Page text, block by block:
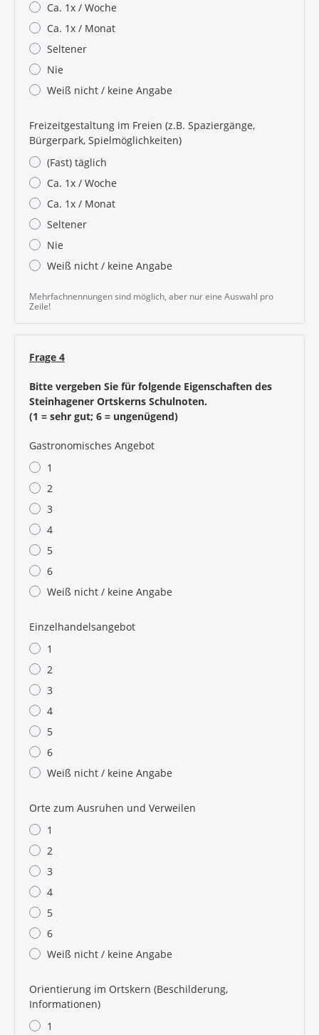
Ca. 1x / Woche
Ca. 1x / Monat
Seltener
Nie
Weiß nicht / keine Angabe
Freizeitgestaltung im Freien (z.B. Spaziergänge,
Bürgerpark, Spielmöglichkeiten)
(Fast) täglich
Ca. 1x / Woche
Ca. 1x / Monat
Seltener
Nie
Weiß nicht / keine Angabe
Mehrfachnennungen sind möglich, aber nur eine Auswahl pro
Zeile!
Frage 4
Bitte vergeben Sie für folgende Eigenschaften des
Steinhagener Ortskerns Schulnoten.
(1 = sehr gut; 6 = ungenügend)
Gastronomisches Angebot
1
2
3
4
5
6
Weiß nicht / keine Angabe
Einzelhandelsangebot
1
2
3
4
5
6
Weiß nicht / keine Angabe
Orte zum Ausruhen und Verweilen
1
2
3
4
5
6
Weiß nicht / keine Angabe
Orientierung im Ortskern (Beschilderung,
Informationen)
1